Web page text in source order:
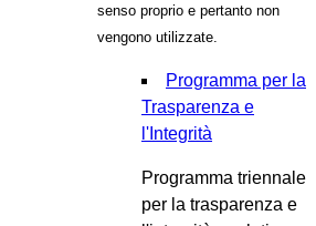
senso proprio e pertanto non
vengono utilizzate.
Programma per la
Trasparenza e
l'Integrità
Programma triennale
per la trasparenza e